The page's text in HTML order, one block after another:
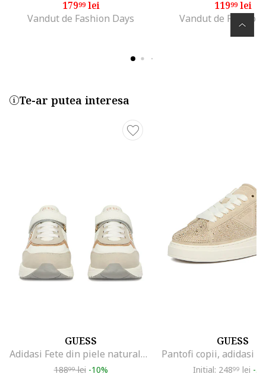
17999lei
Vandut de Fashion Days
11999lei
Vandut de Fashion
Te-ar putea interesa
GUESS
Adidasi Fete din piele naturala, Alb
18899lei -10%
GUESS
Initial: 24899 lei -